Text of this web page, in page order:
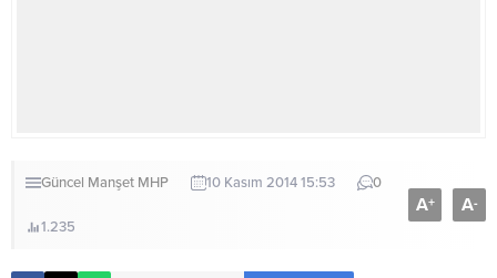
Güncel Manşet MHP 10 Kasım 2014 15:53 0
1.235
A+ A-